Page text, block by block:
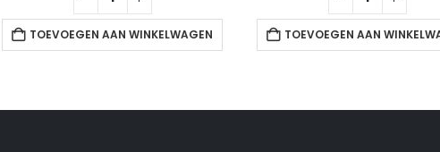
TOEVOEGEN AAN WINKELWAGEN TOEVOEGEN AAN